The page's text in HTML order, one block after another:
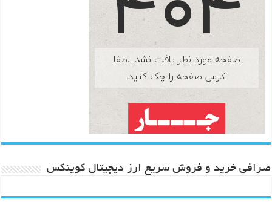
صرافی خرید و فروش سریع ارز دیجیتال کوینکس